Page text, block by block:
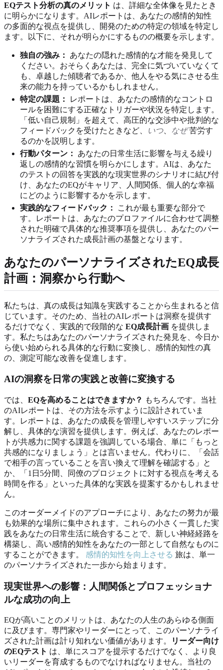
EQテスト分析の真のメリット は、詳細な全体像を見たとき
に明らかになります。AIレポートは、あなたの感情的知性
の多面的な視点を提供し、開発のための特定の領域を特定し
ます。以下に、それが明らかにするものの概要を示します。
独自の強み：
あなたの隠れた感情的な才能を発見して
ください。おそらくあなたは、完全に気づいていなくて
も、卓越した傾聴者であるか、他人をやる気にさせる生
来の能力を持っているかもしれません。
特定の課題：
レポートは、あなたの感情的なコントロ
ールを困難にする正確なトリガーや状況を特定します。
「低い自己規制」を超えて、高圧的な交渉中や批判的な
フィードバックを受けたときなど、
いつ なぜ苦労す
るのかを説明します。
行動パターン：
あなたの日常生活に影響を与える繰り
返しの感情的な習慣を明らかにします。AIは、あなた
のテストの回答を実践的な現実世界のシナリオに結び付
け、あなたのEQがキャリア、人間関係、個人的な幸福
にどのように影響するかを示します。
実践的なフィードバック：
これが最も重要な部分で
す。レポートは、あなたのプロファイルに合わせて調整
された明確で具体的な推奨事項を提供し、あなたのパー
ソナライズされた成長計画の基盤となります。
あなたのパーソナライズされたEQ成長
計画：洞察から行動へ
私たちは、真の成長は知識を実践することから生まれると信
じています。そのため、当社のAIレポートは洞察を提供す
るだけでなく、実践的で段階的な EQ成長計画 を提供しま
す。私たちはあなたのパーソナライズされた発見を、今日か
ら使い始められる具体的な行動に変換し、感情的知性の真
の、測定可能な改善を促進します。
AIの洞察を日常の実践と改善に変換する
では、 EQを高めることはできますか？ もちろんです。当社
のAIレポートは、その方法を示すように設計されていま
す。レポートは、あなたの成長を管理しやすいステップに分
解し、具体的な演習を提供します。例えば、あなたのレポー
トが共感力に関する課題を強調している場合、単に「もっと
共感的になりましょう」とは言いません。代わりに、「会話
で相手の言っていることを言い換えて理解を確認する」と
か、「1日5分間、同僚のプロジェクトに対する視点を考える
時間を作る」といった具体的な実践を提案するかもしれませ
ん。
このオーダーメイドのアプローチにより、あなたの努力が最
も効果的な場所に集中されます。これらの小さく一貫した実
践をあなたの日常生活に統合することで、新しい神経経路を
構築し、高い感情的知性をあなたの一部として自然なものに
することができます。 感情的知性を向上させる 旅は、単一
のパーソナライズされた一歩から始まります。
現実世界への影響：人間関係とプロフェッショナ
ルな成功の向上
EQが高いことのメリットは、あなたの人生のあらゆる側面
に及びます。専門家やリーダーにとって、このパーソナライ
ズされた計画は計り知れない価値があります。
リーダー向け
のEQテスト は、単にスコアを提示するだけでなく、より良
いリーダーを育成するものでなければなりません。当社の